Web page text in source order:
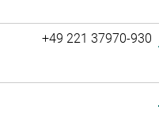
+49 221 37970-930